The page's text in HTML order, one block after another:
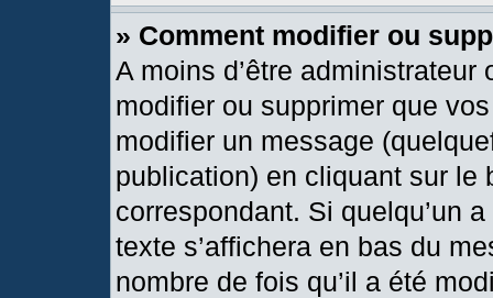
» Comment modifier ou
A moins d’être
modifier ou supprimer que
modifier un message
publication) en cliquant sur le
correspondant. Si quelqu’un
texte s’affichera en bas du
nombre de fois qu’il a été